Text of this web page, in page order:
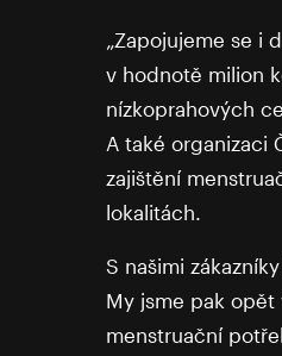
„Zapojujeme se i
v hodnotě milion
nízkoprahových
A také organizaci
zajištění
lokalitách.
S našimi
My jsme pak
menstruační